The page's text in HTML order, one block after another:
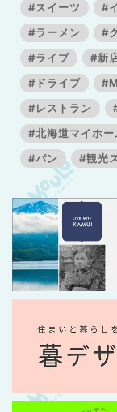
#スイーツ #
#ラーメン
#
#ライブ
#新
#ドライブ
#レストラン
#北海道マイホー
#パン
#観光